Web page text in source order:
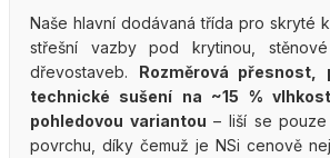
Naše hlavní dodávaná třída pro skryté
střešní vazby pod krytinou,
dřevostaveb. Rozměrová
technické sušení na ~15 %
pohledovou variantou – liší se
povrchu, díky čemuž je NSi cenově